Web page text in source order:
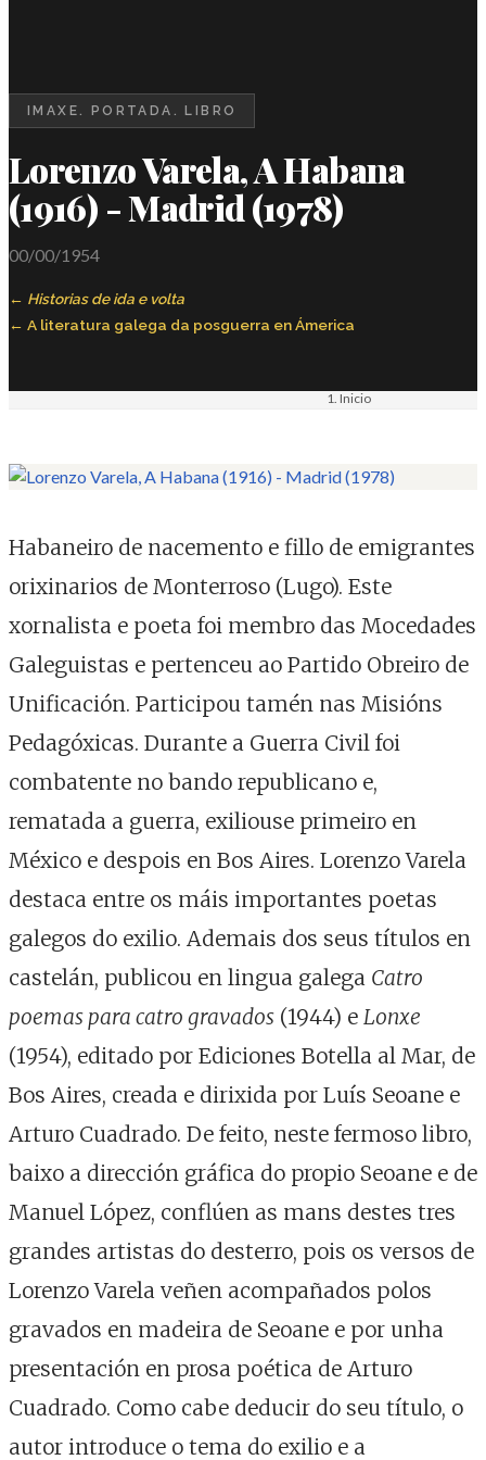
IMAXE. PORTADA. LIBRO
Lorenzo Varela, A Habana
(1916) - Madrid (1978)
00/00/1954
Historias de ida e volta
A literatura galega da posguerra en Ámerica
Inicio
Habaneiro de nacemento e fillo de emigrantes
orixinarios de Monterroso (Lugo). Este
xornalista e poeta foi membro das Mocedades
Galeguistas e pertenceu ao Partido Obreiro de
Unificación. Participou tamén nas Misións
Pedagóxicas. Durante a Guerra Civil foi
combatente no bando republicano e,
rematada a guerra, exiliouse primeiro en
México e despois en Bos Aires. Lorenzo Varela
destaca entre os máis importantes poetas
galegos do exilio. Ademais dos seus títulos en
castelán, publicou en lingua galega Catro
poemas para catro gravados (1944) e Lonxe
(1954), editado por Ediciones Botella al Mar, de
Bos Aires, creada e dirixida por Luís Seoane e
Arturo Cuadrado. De feito, neste fermoso libro,
baixo a dirección gráfica do propio Seoane e de
Manuel López, conflúen as mans destes tres
grandes artistas do desterro, pois os versos de
Lorenzo Varela veñen acompañados polos
gravados en madeira de Seoane e por unha
presentación en prosa poética de Arturo
Cuadrado. Como cabe deducir do seu título, o
autor introduce o tema do exilio e a